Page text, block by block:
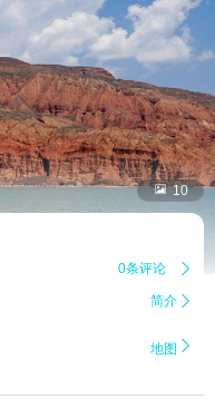
 10
0条评论 
简介 
地图 